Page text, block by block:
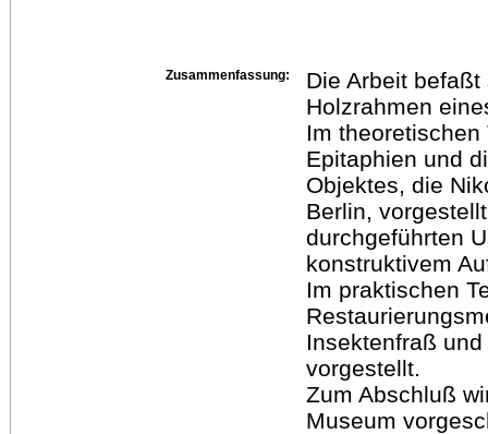
Zusammenfassung:
Die Arbeit
Holzrahmen
Im
Epitaphien und
Objektes, die
Berlin,
durchgeführten
konstruktivem
Im praktischen
Insektenfraß
vorgestellt.
Zum Abschluß
Museum